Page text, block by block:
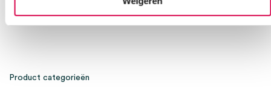
Product categorieën